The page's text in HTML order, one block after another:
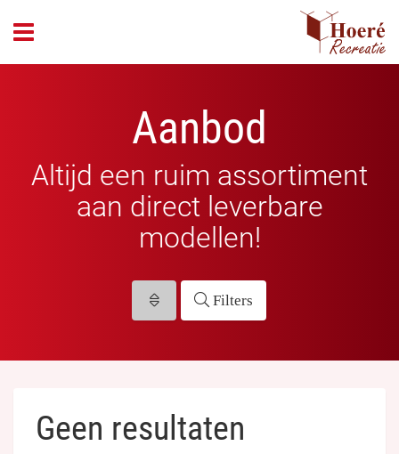
Aanbod
Altijd een ruim assortiment
aan direct leverbare
modellen!
Filters
Geen resultaten
header_open_menu